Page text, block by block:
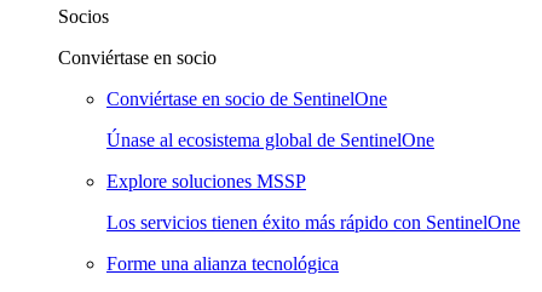
Socios
Conviértase en socio
Conviértase en socio de SentinelOne
Únase al ecosistema global de SentinelOne
Explore soluciones MSSP
Los servicios tienen éxito más rápido con SentinelOne
Forme una alianza tecnológica